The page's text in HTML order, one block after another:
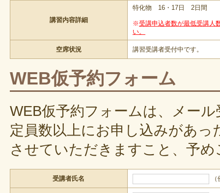
講習内容詳細
特化物 16・17日 2日間
※受講申込者数が最低受講人
い。
空席状況 講習受講者受付中です。
WEB仮予約フォーム
WEB仮予約フォームは、メー
定員数以上にお申し込みがあ
させていただきますこと、予め
受講者氏名